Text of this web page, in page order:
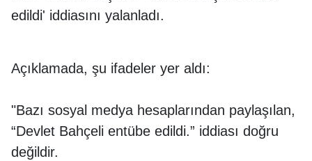
edildi' iddiasını yalanladı.
Açıklamada, şu ifadeler yer aldı:
"Bazı sosyal medya hesaplarından paylaşılan,
“Devlet Bahçeli entübe edildi.” iddiası doğru
değildir.